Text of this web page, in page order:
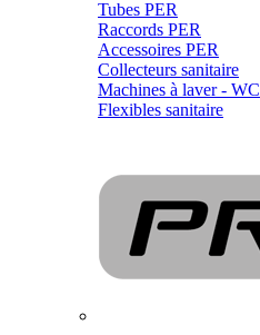
Tubes PER
Raccords PER
Accessoires PER
Collecteurs sanitaire
Machines à laver - WC
Flexibles sanitaire